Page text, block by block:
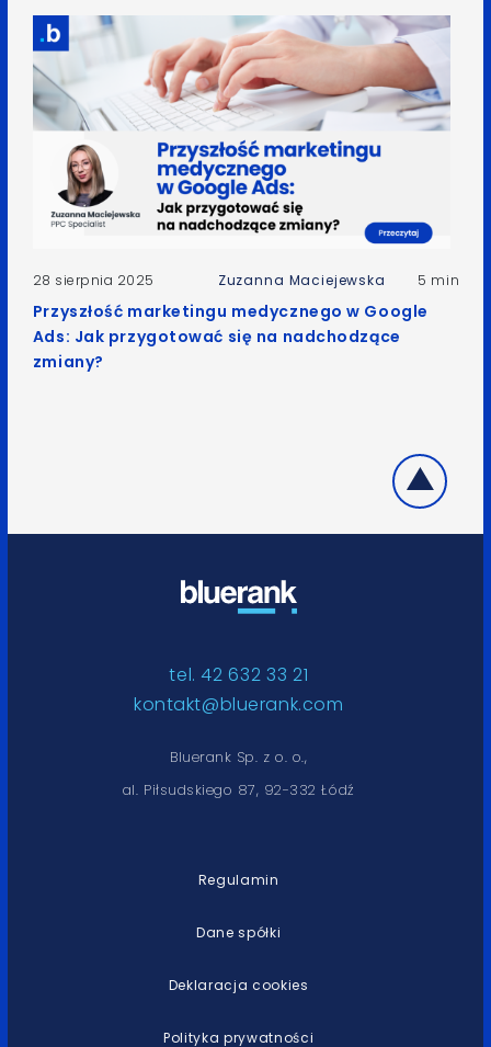
28 sierpnia 2025 Zuzanna Maciejewska 5 min
Przyszłość marketingu medycznego w Google
Ads: Jak przygotować się na nadchodzące
zmiany?
tel. 42 632 33 21
kontakt@bluerank.com
Bluerank Sp. z o. o.,
al. Piłsudskiego 87, 92-332 Łódź
Regulamin
Dane spółki
Deklaracja cookies
Polityka prywatności